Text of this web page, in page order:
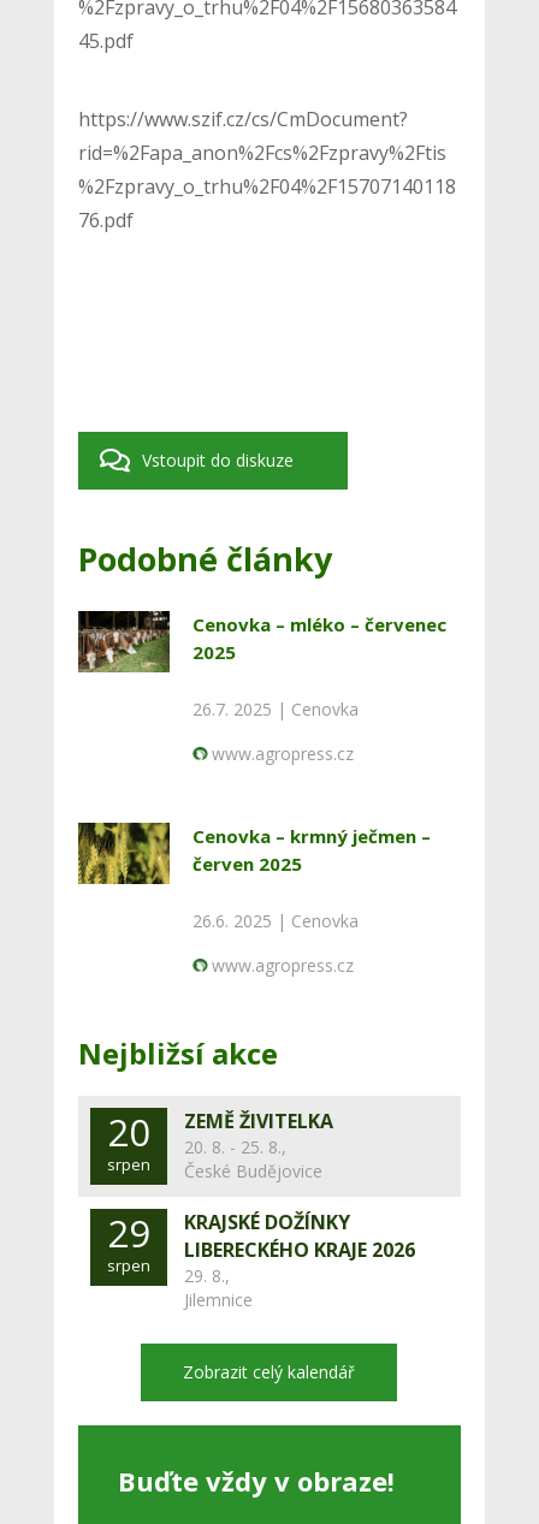
%2Fzpravy_o_trhu%2F04%2F15680363584
45.pdf
https://www.szif.cz/cs/CmDocument?
rid=%2Fapa_anon%2Fcs%2Fzpravy%2Ftis
%2Fzpravy_o_trhu%2F04%2F15707140118
76.pdf
Vstoupit do diskuze
Podobné články
Cenovka – mléko – červenec
2025
26.7. 2025 | Cenovka
www.agropress.cz
Cenovka – krmný ječmen –
červen 2025
26.6. 2025 | Cenovka
www.agropress.cz
Nejbližsí akce
20
srpen
ZEMĚ ŽIVITELKA
20. 8. - 25. 8.,
České Budějovice
29
srpen
KRAJSKÉ DOŽÍNKY
LIBERECKÉHO KRAJE 2026
29. 8.,
Jilemnice
Zobrazit celý kalendář
Buďte vždy v obraze!